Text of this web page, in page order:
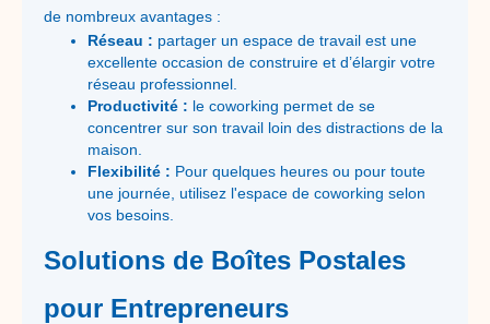
de nombreux avantages :
Réseau : partager un espace de travail est une
excellente occasion de construire et d’élargir votre
réseau professionnel.
Productivité : le coworking permet de se
concentrer sur son travail loin des distractions de la
maison.
Flexibilité : Pour quelques heures ou pour toute
une journée, utilisez l'espace de coworking selon
vos besoins.
Solutions de Boîtes Postales
pour Entrepreneurs